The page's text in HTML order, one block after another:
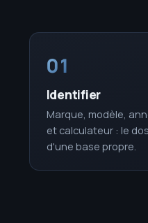
01
Identifier
Marque, modèle,
et calculateur : le
d'une base propre.